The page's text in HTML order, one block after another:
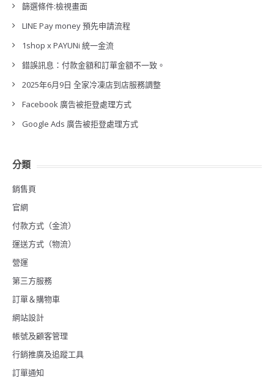
篩選條件:檢視畫面
LINE Pay money 預先申請流程
1shop x PAYUNi 統一金流
錯誤訊息：付款金額和訂單金額不一致。
2025年6月9日 全家冷凍店到店服務調整
Facebook 廣告被拒登處理方式
Google Ads 廣告被拒登處理方式
分類
銷售頁
官網
付款方式（金流）
運送方式（物流）
營運
第三方服務
訂單＆購物車
網站設計
帳號及顧客管理
行銷推廣及追蹤工具
訂單通知